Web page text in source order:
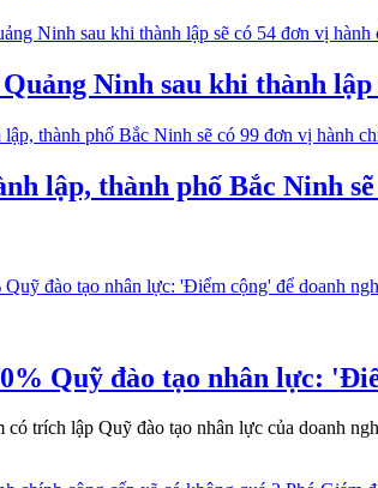
Ninh sau khi thành
lập, thành phố Bắc Ninh
Quỹ đào tạo nhân lực:
trích lập Quỹ đào tạo nhân lực của doanh